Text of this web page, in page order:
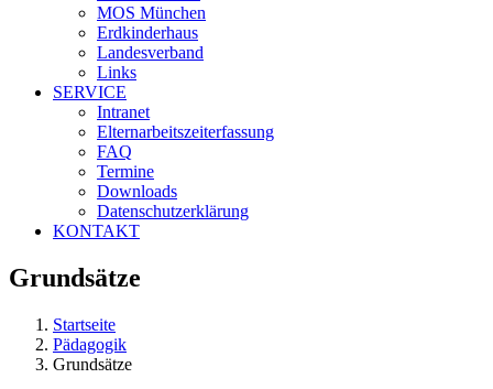
MOS München
Erdkinderhaus
Landesverband
Links
SERVICE
Intranet
Elternarbeitszeiterfassung
FAQ
Termine
Downloads
Datenschutzerklärung
KONTAKT
Grundsätze
Startseite
Pädagogik
Grundsätze